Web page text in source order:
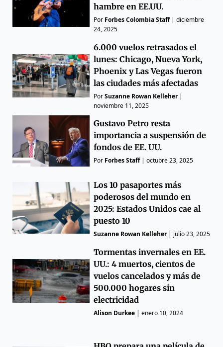
hambre en EE.UU.
Por Forbes Colombia Staff|diciembre
24, 2025
6.000 vuelos retrasados el
lunes: Chicago, Nueva York,
Phoenix y Las Vegas fueron
las ciudades más afectadas
PorSuzanne Rowan Kelleher|
noviembre 11, 2025
Gustavo Petro resta
importancia a suspensión de
fondos de EE. UU.
Por Forbes Staff|octubre 23, 2025
Los 10 pasaportes más
poderosos del mundo en
2025: Estados Unidos cae al
puesto 10
Suzanne Rowan Kelleher| julio 23, 2025
Tormentas invernales en EE.
UU.: 4 muertos, cientos de
vuelos cancelados y más de
500.000 hogares sin
electricidad
Alison Durkee |enero 10, 2024